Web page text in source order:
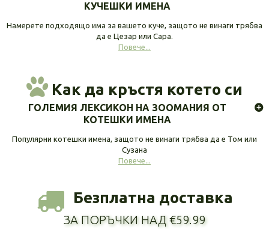
КУЧЕШКИ ИМЕНА
Намерете подходящо има за вашето куче, защото не винаги трябва
да е Цезар или Сара.
Повече...
Как да кръстя котето си
ГОЛЕМИЯ ЛЕКСИКОН НА ЗООМАНИЯ ОТ
КОТЕШКИ ИМЕНА
Популярни котешки имена, защото не винаги трябва да е Том или
Сузана
Повече...
Безплатна доставка
ЗА ПОРЪЧКИ НАД €59.99